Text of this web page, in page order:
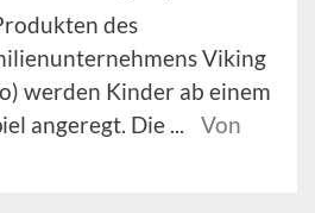
des
Viking
werden Kinder ab einem
angeregt. Die ...
Von